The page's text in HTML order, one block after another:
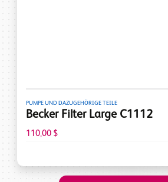
PUMPE UND DAZUGEHÖRIGE TEILE
Becker Filter Large C1112
110,00 $